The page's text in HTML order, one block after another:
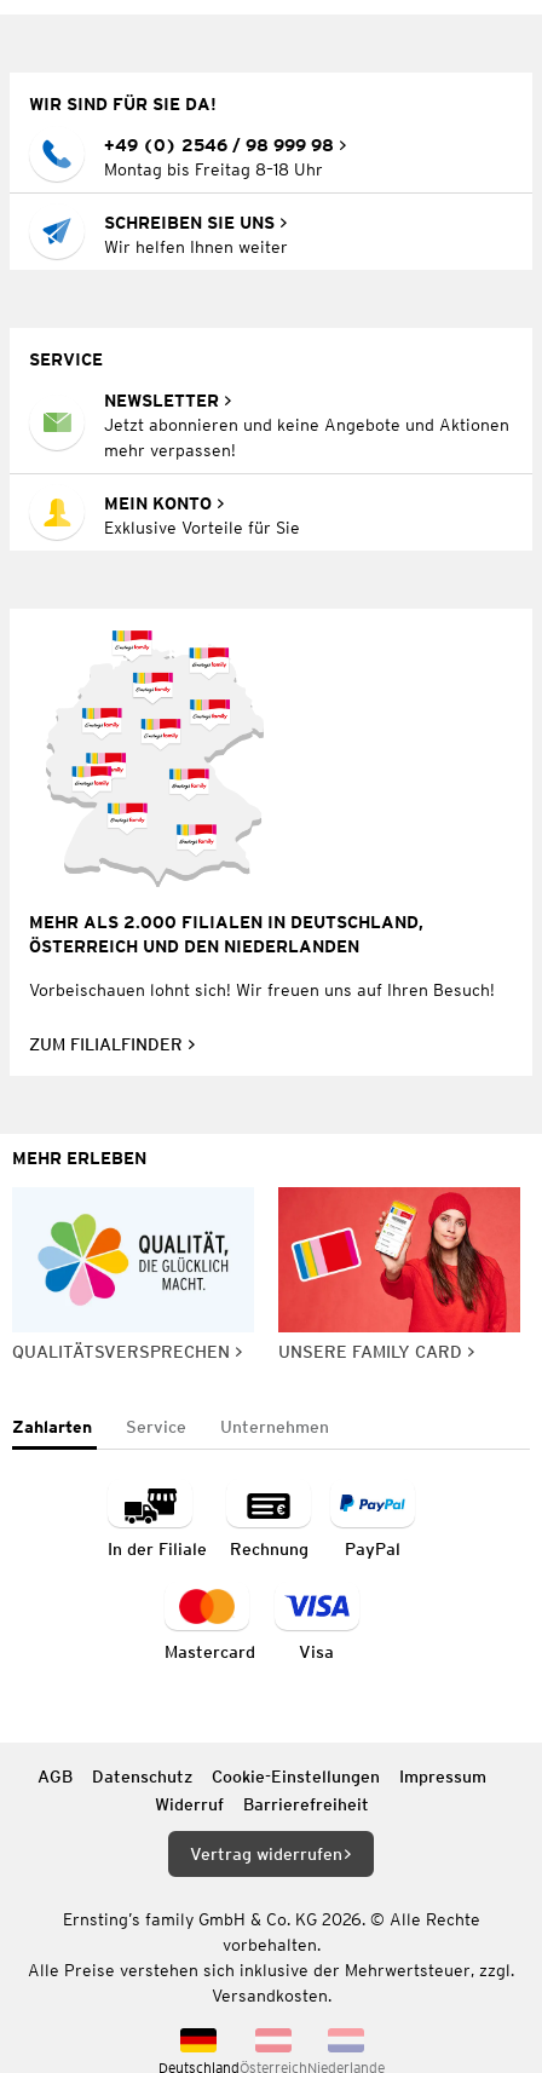
WIR SIND FÜR SIE DA!
+49 (0) 2546 / 98 999 98
Montag bis Freitag 8–18 Uhr
SCHREIBEN SIE UNS
Wir helfen Ihnen weiter
SERVICE
NEWSLETTER
Jetzt abonnieren und keine Angebote und Aktionen
mehr verpassen!
MEIN KONTO
Exklusive Vorteile für Sie
MEHR ALS 2.000 FILIALEN IN DEUTSCHLAND,
ÖSTERREICH UND DEN NIEDERLANDEN
Vorbeischauen lohnt sich! Wir freuen uns auf Ihren Besuch!
ZUM FILIALFINDER
MEHR ERLEBEN
QUALITÄTSVERSPRECHEN UNSERE FAMILY CARD
Zahlarten Service Unternehmen
In der Filiale Rechnung PayPal
Mastercard Visa
AGB Datenschutz Cookie-Einstellungen
Impressum
Widerruf
Barrierefreiheit
Vertrag widerrufen
Ernsting’s family GmbH & Co. KG 2026. © Alle Rechte
vorbehalten.
Alle Preise verstehen sich inklusive der Mehrwertsteuer, zzgl.
Versandkosten.
DeutschlandÖsterreichNiederlande